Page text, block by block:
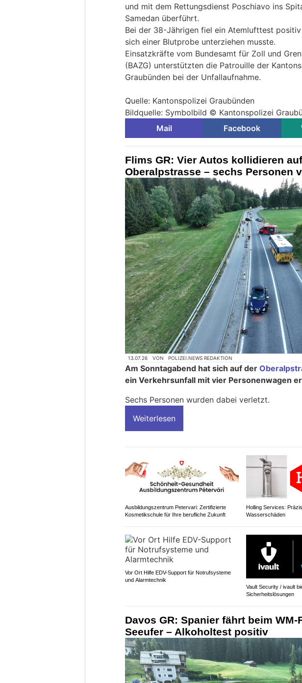
und mit dem Rettungsdienst Poschiavo ins
Samedan überführt.
Bei der 38-Jährigen fiel ein Atemlufttest
sich einer Blutprobe unterziehen musste.
Einsatzkräfte vom Bundesamt für Zoll und
(BAZG) unterstützten die Patrouille der
Graubünden bei der Unfallaufnahme.
Quelle: Kantonspolizei Graubünden
Bildquelle: Symbolbild © Kantonspolizei
Mail
Facebook
Flims GR: Vier Autos kollidieren auf
Oberalpstrasse – sechs Personen
13.07.26 VON POLIZEI.NEWS REDAKTION
Am Sonntagabend hat sich auf der
ein Verkehrsunfall mit vier Personenwagen
Sechs Personen wurden dabei verletzt.
Weiterlesen
Ausbildungszentrum Petervari: Zertifizierte
Kosmetikschule für Ihre berufliche Zukunft
Holling Services:
Wasserschäden
Vor Ort Hilfe EDV-Support für Notrufsysteme
und Alarmtechnik
Vault Security / ivault
Sicherheitslösungen
Davos GR: Spanier fährt beim WM-
Seeufer – Alkoholtest positiv